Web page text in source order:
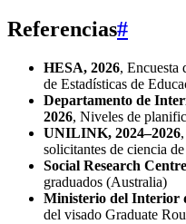
Referencias#
HESA, 2026, Encuesta
de Estadísticas de
Departamento de
2026, Niveles de
UNILINK, 2024–2026
solicitantes de ciencia
Social Research
graduados (Australia)
Ministerio del Interior
del visado Graduate